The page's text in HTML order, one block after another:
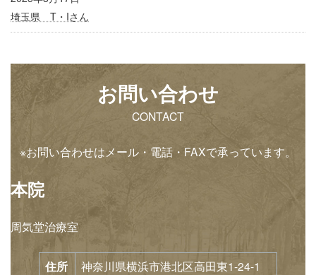
埼玉県 T・Iさん
お問い合わせ
CONTACT
※お問い合わせはメール・電話・FAXで承っています。
本院
周気堂治療室
住所 神奈川県横浜市港北区高田東1-24-1